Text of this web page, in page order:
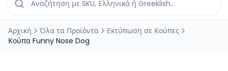
Αρχική Όλα τα Προϊόντα
Εκτύπωση σε Κούπες
Κούπα Funny Nose Dog